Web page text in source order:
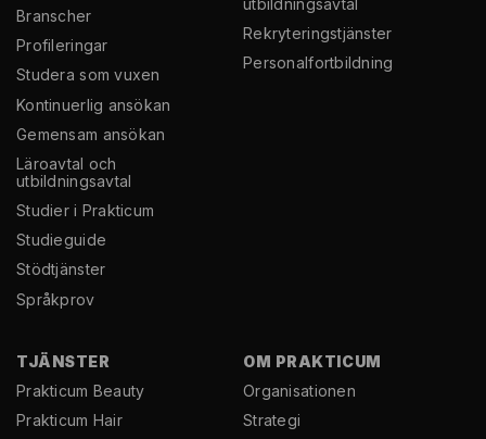
Branscher
Profileringar
Studera som vuxen
Kontinuerlig ansökan
Gemensam ansökan
Läroavtal och
utbildningsavtal
Studier i Prakticum
Studieguide
Stödtjänster
Språkprov
Rekryterings­tjänster
Personal­fortbildning
TJÄNSTER
Prakticum Beauty
Prakticum Hair
OM PRAKTICUM
Organisationen
Strategi